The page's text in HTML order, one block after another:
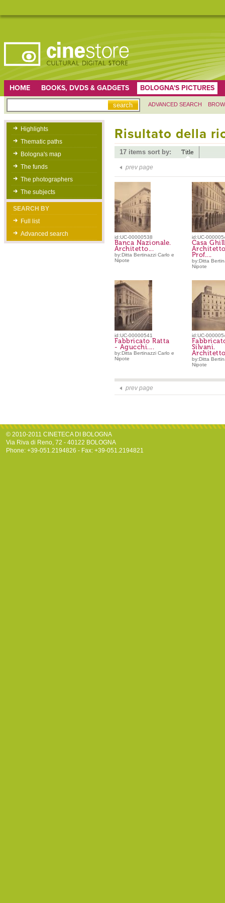
HOME BOOKS, DVDS & GADGETS BOLOGNA'S PICTURES
ADVANCED SEARCH
Highlights
Thematic paths
Bologna's map
The funds
The photographers
The subjects
SEARCH BY
Full list
Advanced search
Risultato della
17 items sort by: Title
prev page
id:UC-00000538
Banca Nazionale.
Architetto...
by:Ditta Bertinazzi Carlo e
Nipote
id:UC-
Casa
Prof....
by:Ditta
Nipote
id:UC-00000541
Fabbricato Ratta
- Agucchi....
by:Ditta Bertinazzi Carlo e
Nipote
id:UC-
Silvani.
by:Ditta
Nipote
prev page
© 2010-2011 CINETECA DI BOLOGNA
Via Riva di Reno, 72 - 40122 BOLOGNA
Phone: +39-051.2194826 - Fax: +39-051.2194821